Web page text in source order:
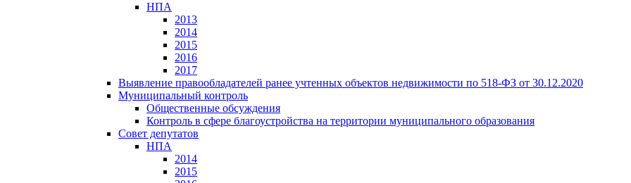
НПА
2013
2014
2015
2016
2017
Выявление правообладателей ранее учтенных объектов недвижимости по 518-ФЗ от 30.12.2020
Муниципальный контроль
Общественные обсуждения
Контроль в сфере благоустройства на территории муниципального образования
Совет депутатов
НПА
2014
2015